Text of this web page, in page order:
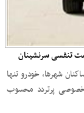
شهرها، خودرو تنها
پرتردد محسوب